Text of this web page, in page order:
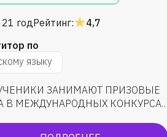
21 годРейтинг:
4,7
по
языку
ЗАНИМАЮТ ПРИЗОВЫЕ
В МЕЖДУНАРОДНЫХ КОНКУРСАХ
УЧАСТВУЮТ В ОБЛАСТНЫХ,